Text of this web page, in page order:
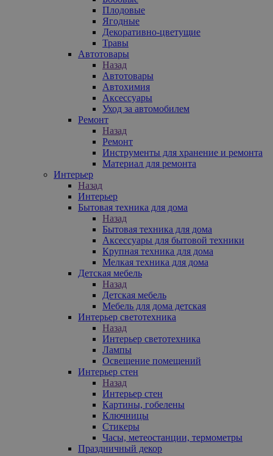
Плодовые
Ягодные
Декоративно-цветущие
Травы
Автотовары
Назад
Автотовары
Автохимия
Аксессуары
Уход за автомобилем
Ремонт
Назад
Ремонт
Инструменты для хранение и ремонта
Материал для ремонта
Интерьер
Назад
Интерьер
Бытовая техника для дома
Назад
Бытовая техника для дома
Аксессуары для бытовой техники
Крупная техника для дома
Мелкая техника для дома
Детская мебель
Назад
Детская мебель
Мебель для дома детская
Интерьер светотехника
Назад
Интерьер светотехника
Лампы
Освещение помещений
Интерьер стен
Назад
Интерьер стен
Картины, гобелены
Ключницы
Стикеры
Часы, метеостанции, термометры
Праздничный декор